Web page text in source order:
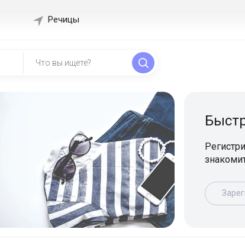
Речицы
Быстрая регистрация
Регистрируйтесь и начинайте
знакомиться
Зарегистрироваться